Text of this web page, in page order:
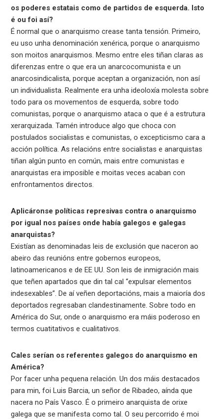
os poderes estatais como de partidos de esquerda. Isto
é ou foi así?
É normal que o anarquismo crease tanta tensión. Primeiro,
eu uso unha denominación xenérica, porque o anarquismo
son moitos anarquismos. Mesmo entre eles tiñan claras as
diferenzas entre o que era un anarcocomunista e un
anarcosindicalista, porque aceptan a organización, non así
un individualista. Realmente era unha ideoloxía molesta sobre
todo para os movementos de esquerda, sobre todo
comunistas, porque o anarquismo ataca o que é a estrutura
xerarquizada. Tamén introduce algo que choca con
postulados socialistas e comunistas, o excepticismo cara a
acción política. As relacións entre socialistas e anarquistas
tiñan algún punto en común, mais entre comunistas e
anarquistas era imposible e moitas veces acaban con
enfrontamentos directos.
Aplicáronse políticas represivas contra o anarquismo
por igual nos países onde había galegos e galegas
anarquistas?
Existían as denominadas leis de exclusión que naceron ao
abeiro das reunións entre gobernos europeos,
latinoamericanos e de EE UU. Son leis de inmigración mais
que teñen apartados que din tal cal “expulsar elementos
indesexables”. De aí veñen deportacións, mais a maioría dos
deportados regresaban clandestinamente. Sobre todo en
América do Sur, onde o anarquismo era máis poderoso en
termos cuatitativos e cualitativos.
Cales serían os referentes galegos do anarquismo en
América?
Por facer unha pequena relación. Un dos máis destacados
para min, foi Luis Barcia, un señor de Ribadeo, aínda que
nacera no País Vasco. É o primeiro anarquista de orixe
galega que se manifesta como tal. O seu percorrido é moi